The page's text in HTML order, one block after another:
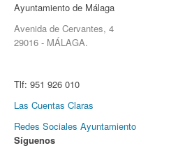
Ayuntamiento de Málaga
Avenida de Cervantes, 4
29016 - MÁLAGA.
Tlf: 951 926 010
Las Cuentas Claras
Redes Sociales Ayuntamiento
Síguenos